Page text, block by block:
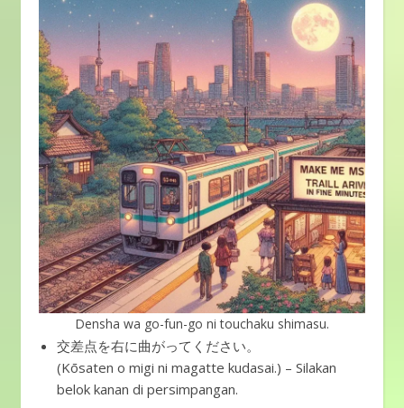
Densha wa go-fun-go ni touchaku shimasu.
交差点を右に曲がってください。
(Kōsaten o migi ni magatte kudasai.) – Silakan
belok kanan di persimpangan.